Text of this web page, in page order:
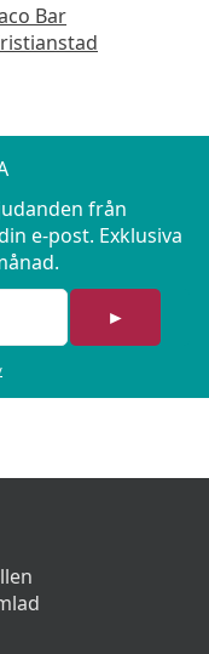
Bar
från
e-post. Exklusiva
►